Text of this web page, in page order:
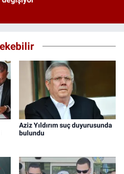
Aziz Yıldırım suç duyurusunda
bulundu